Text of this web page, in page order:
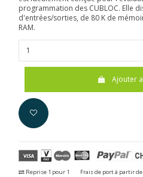
programmation des CUBLOC. Elle
d'entrées/sorties, de 80 K de
RAM.
Ajouter
Reprise 1 pour 1 Frais de port à partir de